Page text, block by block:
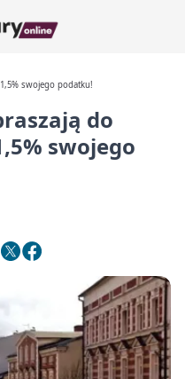
swojego podatku!
do
swojego